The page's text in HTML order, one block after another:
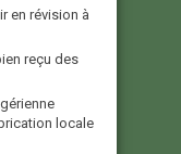
en révision à
reçu des
locale